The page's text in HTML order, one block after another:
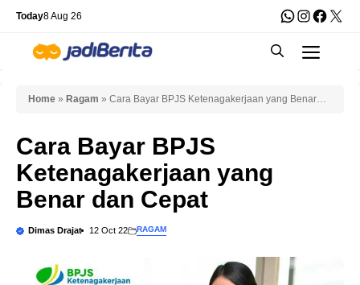
Skip
content
Today8 Aug 26 WhatsApp
X
Home » Ragam » Cara Bayar BPJS Ketenagakerjaan yang Benar
Cara Bayar BPJS
Ketenagakerjaan yang
Benar dan Cepat
Dimas Drajat 12 Oct 22 RAGAM